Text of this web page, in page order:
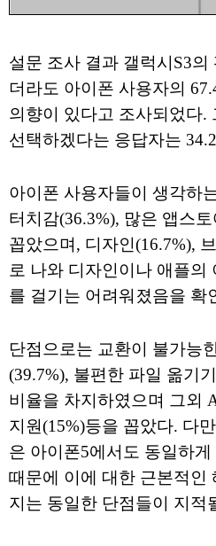
설문 조사 결과 갤럭시S3의
더라도 아이폰 사용자의
의향이 있다고 조사되었다.
선택하겠다는 응답자는
아이폰 사용자들이 생각하
터치감(36.3%), 많은 앱스
꼽았으며, 디자인(16.7%),
로 나와 디자인이나 애플의
를 걸기는 어려워졌음을 확
단점으로는 교환이 불가능
(39.7%), 불편한 파일 옮기
비율을 차지하였으며 그외
지원(15%)등을 꼽았다. 다
은 아이폰5에서도 동일하게
때문에 이에 대한 근본적인
지는 동일한 단점들이 지적